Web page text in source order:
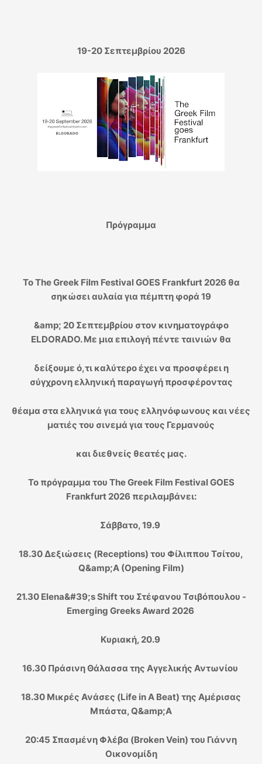
19-20 Σεπτεμβρίου 2026
Πρόγραμμα
To Τhe Greek Film Festival GOES Frankfurt 2026 θα
σηκώσει αυλαία για πέμπτη φορά 19
&amp; 20 Σεπτεμβρίου στον κινηματογράφο
ELDORADO. Με μια επιλογή πέντε ταινιών θα
δείξουμε ό,τι καλύτερο έχει να προσφέρει η
σύγχρονη ελληνική παραγωγή προσφέροντας
θέαμα στα ελληνικά για τους ελληνόφωνους και νέες
ματιές του σινεμά για τους Γερμανούς
και διεθνείς θεατές μας.
To πρόγραμμα του The Greek Film Festival GOES
Frankfurt 2026 περιλαμβάνει:
Σάββατο, 19.9
18.30 Δεξιώσεις (Receptions) του Φίλιππου Τσίτου,
Q&amp;A (Opening Film)
21.30 Elena&#39;s Shift του Στέφανου Τσιβόπουλου -
Emerging Greeks Award 2026
Kυριακή, 20.9
16.30 Πράσινη Θάλασσα της Αγγελικής Αντωνίου
18.30 Μικρές Ανάσες (Life in A Beat) της Αμέρισας
Μπάστα, Q&amp;A
20:45 Σπασμένη Φλέβα (Broken Vein) του Γιάννη
Οικονομίδη